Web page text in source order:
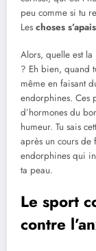
peu comme si tu
Les choses
Alors, quelle est
? Eh bien, quand
même en faisant
endorphines. Ces
d’hormones du
humeur. Tu sais
après un cours de
endorphines qui
ta peau.
Le sport
contre